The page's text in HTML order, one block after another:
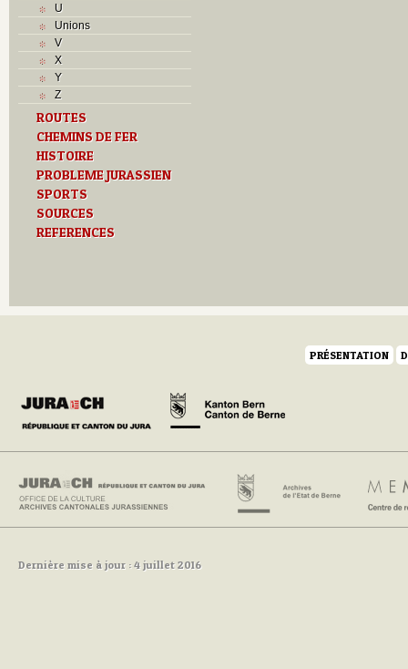
U
Unions
V
X
Y
Z
ROUTES
CHEMINS DE FER
HISTOIRE
PROBLEME JURASSIEN
SPORTS
SOURCES
REFERENCES
PRÉSENTATION
Dernière mise à jour : 4 juillet 2016